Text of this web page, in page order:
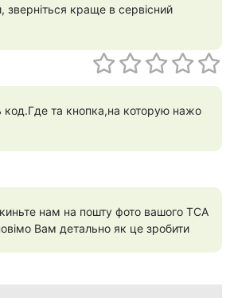
краще в сервісний
код.Где та кнопка,на которую нажо
нам на пошту фото вашого ТСА
Вам детально як це зробити